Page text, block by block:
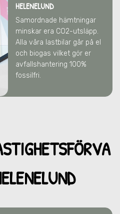
HELENELUND
Samordnade hämtningar
minskar era CO2-utsläpp.
Alla våra lastbilar går på el
och biogas vilket gör er
avfallshantering 100%
fossilfri.